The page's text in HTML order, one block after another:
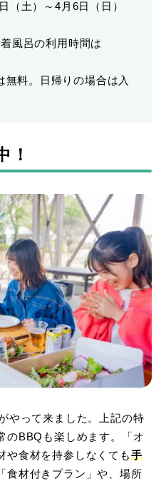
（土）～4月6日（日）
風呂の利用時間は
無料。日帰りの場合は入
！
やって来ました。上記の特
のBBQも楽しめます。「オ
や食材を持参しなくても手
食材付きプラン」や、場所